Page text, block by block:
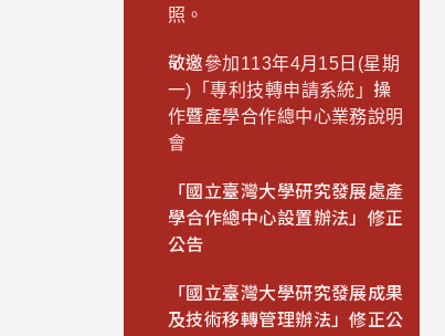
照。
敬邀參加113年4月15日(星期
一)「專利技轉申請系統」操
作暨產學合作總中心業務說明
會
「國立臺灣大學研究發展處產
學合作總中心設置辦法」修正
公告
「國立臺灣大學研究發展成果
及技術移轉管理辦法」修正公